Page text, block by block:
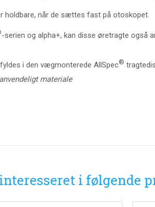
holdbare, når de sættes fast på otoskopet.
-serien og alpha+, kan disse øretragte også
i den vægmonterede AllSpec®
materiale
i følgende